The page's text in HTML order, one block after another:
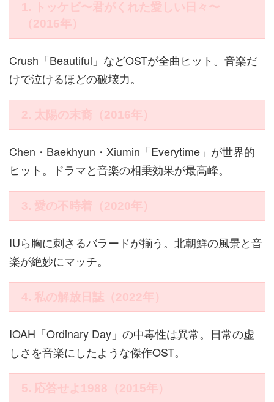
1. トッケビ〜君がくれた愛しい日々〜
（2016年）
Crush「Beautiful」などOSTが全曲ヒット。音楽だ
けで泣けるほどの破壊力。
2. 太陽の末裔（2016年）
Chen・Baekhyun・Xiumin「Everytime」が世界的
ヒット。ドラマと音楽の相乗効果が最高峰。
3. 愛の不時着（2020年）
IUら胸に刺さるバラードが揃う。北朝鮮の風景と音
楽が絶妙にマッチ。
4. 私の解放日誌（2022年）
IOAH「Ordinary Day」の中毒性は異常。日常の虚
しさを音楽にしたような傑作OST。
5. 応答せよ1988（2015年）